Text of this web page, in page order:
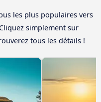
les plus populaires vers
simplement sur
tous les détails !